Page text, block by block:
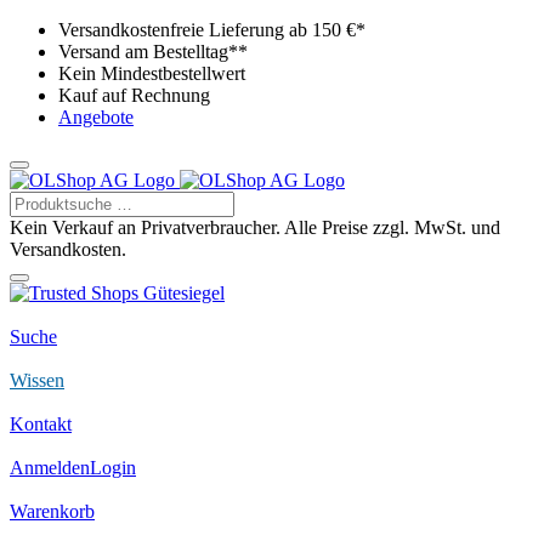
Versandkostenfreie Lieferung ab 150 €*
Versand am Bestelltag**
Kein Mindestbestellwert
Kauf auf Rechnung
Angebote
Kein Verkauf an Privatverbraucher. Alle Preise zzgl. MwSt. und
Versandkosten.
Suche
Wissen
Kontakt
AnmeldenLogin
Warenkorb